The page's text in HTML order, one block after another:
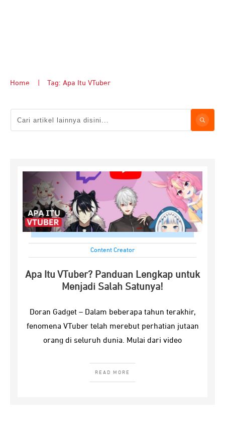
Home Tag: Apa Itu VTuber
Content Creator
Apa Itu VTuber? Panduan Lengkap untuk
Menjadi Salah Satunya!
Doran Gadget – Dalam beberapa tahun terakhir,
fenomena VTuber telah merebut perhatian jutaan
orang di seluruh dunia. Mulai dari video
READ MORE